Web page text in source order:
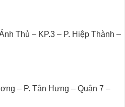
Thủ – KP.3 – P. Hiệp Thành –
– P. Tân Hưng – Quận 7 –